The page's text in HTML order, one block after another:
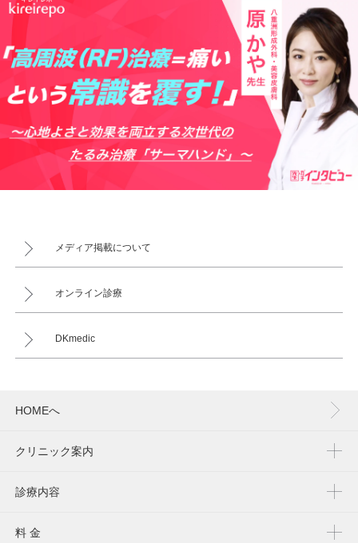
メディア掲載について
オンライン診療
DKmedic
HOMEへ
クリニック案内
診療内容
料 金